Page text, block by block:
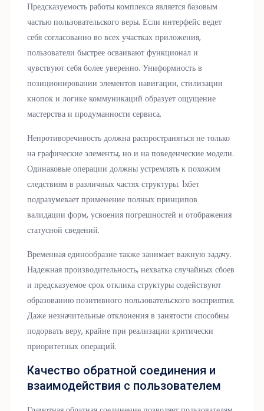
Предсказуемость работы комплекса является базовым
частью пользовательского веры. Если интерфейс ведет
себя согласованно во всех участках приложения,
пользователи быстрее осваивают функционал и
чувствуют себя более уверенно. Униформность в
позиционировании элементов навигации, стилизации
кнопок и логике коммуникаций образует ощущение
мастерства и продуманности сервиса.
Непротиворечивость должна распространяться не только
на графические элементы, но и на поведенческие модели.
Одинаковые операции должны устремлять к похожим
следствиям в различных частях структуры. 1хбет
подразумевает применение полных принципов
валидации форм, усвоения погрешностей и отображения
статусной сведений.
Временная единообразие также занимает важную задачу.
Надежная производительность, нехватка случайных сбоев
и предсказуемое срок отклика структуры содействуют
образованию позитивного пользовательского восприятия.
Даже незначительные отклонения в занятости способны
подорвать веру, крайне при реализации критически
приоритетных операций.
Качество обратной соединения и
взаимодействия с пользователем